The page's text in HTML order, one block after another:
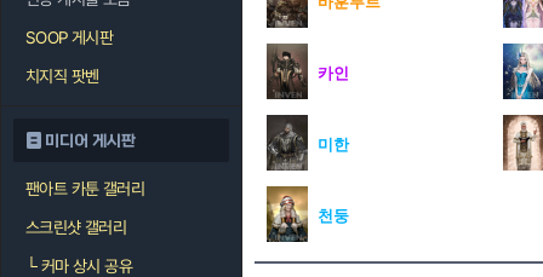
SOOP 게시판
치지직 팟벤
미디어 게시판
팬아트 카툰 갤러리
스크린샷 갤러리
└커마 상시 공유
카인
미한
천둥